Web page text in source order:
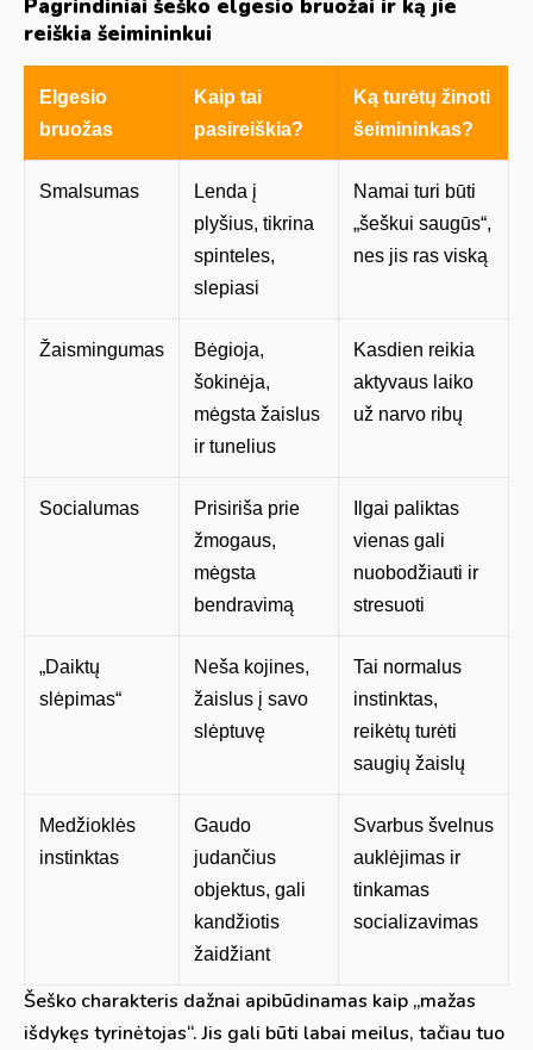
Pagrindiniai šeško elgesio bruožai ir ką jie
reiškia šeimininkui
Elgesio
bruožas
Kaip tai
pasireiškia?
Ką turėtų žinoti
šeimininkas?
Smalsumas
Lenda į
plyšius, tikrina
spinteles,
slepiasi
Namai turi būti
„šeškui saugūs“,
nes jis ras viską
Žaismingumas
Bėgioja,
šokinėja,
mėgsta žaislus
ir tunelius
Kasdien reikia
aktyvaus laiko
už narvo ribų
Socialumas
Prisiriša prie
žmogaus,
mėgsta
bendravimą
Ilgai paliktas
vienas gali
nuobodžiauti ir
stresuoti
„Daiktų
slėpimas“
Neša kojines,
žaislus į savo
slėptuvę
Tai normalus
instinktas,
reikėtų turėti
saugių žaislų
Medžioklės
instinktas
Gaudo
judančius
objektus, gali
kandžiotis
žaidžiant
Svarbus švelnus
auklėjimas ir
tinkamas
socializavimas
Šeško charakteris dažnai apibūdinamas kaip „mažas
išdykęs tyrinėtojas“. Jis gali būti labai meilus, tačiau tuo